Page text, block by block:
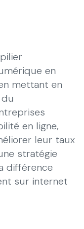
en
mettant en
en ligne,
leur taux
stratégie
différence
sur internet